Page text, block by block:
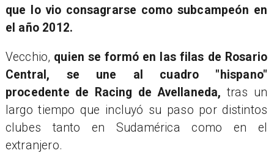
que lo vio consagrarse como subcampeón en
el año 2012.
Vecchio, quien se formó en las filas de Rosario
Central, se une al cuadro "hispano"
procedente de Racing de Avellaneda, tras un
largo tiempo que incluyó su paso por distintos
clubes tanto en Sudamérica como en el
extranjero.